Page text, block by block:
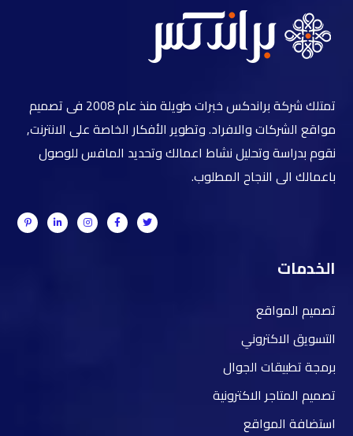
تمتلك شركة براندكس خبرات طويلة منذ عام 2008 فى تصميم
مواقع الشركات والافراد. وتطوير الأفكار الخاصة على الانترنت,
نقوم بدراسة وتحليل نشاط اعمالك وتحديد المافس للوصول
باعمالك الى النجاح المطلوب.
الخدمات
تصميم المواقع
التسويق الاكتروني
برمجة تطبيقات الجوال
تصميم المتاجر الاكترونية
استضافة المواقع